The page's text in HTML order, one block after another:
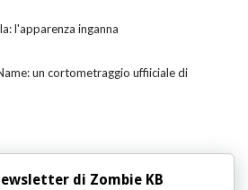
l'apparenza inganna
un cortometraggio uffiiciale di
di Zombie KB